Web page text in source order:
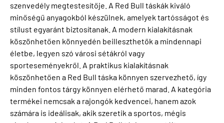
szenvedély megtestesítője. A Red Bull táskák kiváló
minőségű anyagokból készülnek, amelyek tartósságot és
stílust egyaránt biztosítanak. A modern kialakításnak
köszönhetően könnyedén beilleszthetők a mindennapi
életbe, legyen szó városi sétákról vagy
sporteseményekről. A praktikus kialakításnak
köszönhetően a Red Bull táska könnyen szervezhető, így
minden fontos tárgy könnyen elérhető marad. A kategória
termékei nemcsak a rajongók kedvencei, hanem azok
számára is ideálisak, akik szeretik a sportos, mégis